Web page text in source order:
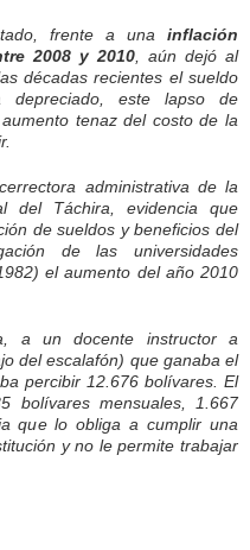
frente a una inflación
2008 y 2010 , aún dejó al
décadas recientes el sueldo
depreciado, este lapso de
tenaz del costo de la
administrativa de la
del Táchira, evidencia que
de sueldos y beneficios del
de las universidades
el aumento del año 2010
a un docente instructor a
del escalafón) que ganaba el
percibir 12.676 bolívares. El
bolívares mensuales, 1.667
que lo obliga a cumplir una
y no le permite trabajar